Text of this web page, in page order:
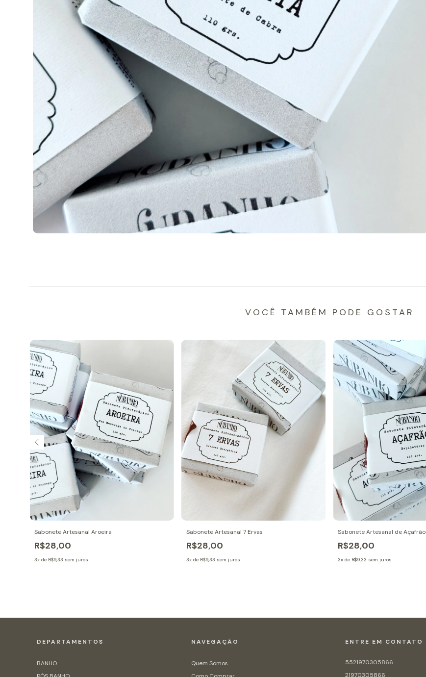
VOCÊ TAMBÉM PODE GOSTAR
Sabonete Artesanal Aroeira
R$28,00
3x de R$9,33 sem juros
Sabonete Artesanal 7 Ervas
R$28,00
3x de R$9,33 sem juros
Sabonete Artesanal de Açafrão
R$28,00
3x de R$9,33 sem juros
DEPARTAMENTOS
BANHO
NAVEGAÇÃO
Quem Somos
ENTRE EM CONTATO
5521970305866
21970305866